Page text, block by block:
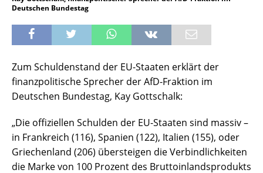
Deutschen Bundestag
Zum Schuldenstand der EU-Staaten erklärt der
finanzpolitische Sprecher der AfD-Fraktion im
Deutschen Bundestag, Kay Gottschalk:
„Die offiziellen Schulden der EU-Staaten sind massiv –
in Frankreich (116), Spanien (122), Italien (155), oder
Griechenland (206) übersteigen die Verbindlichkeiten
die Marke von 100 Prozent des Bruttoinlandsprodukts